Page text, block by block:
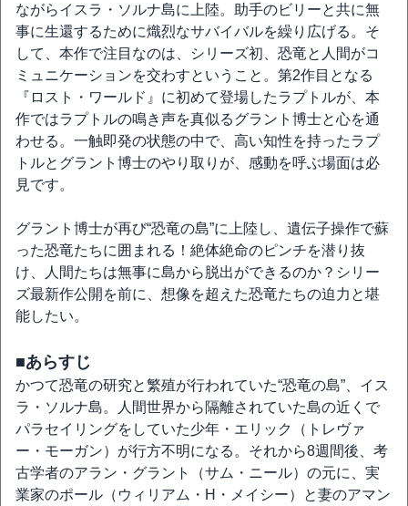
ながらイスラ・ソルナ島に上陸。助手のビリーと共に無
事に生還するために熾烈なサバイバルを繰り広げる。そ
して、本作で注目なのは、シリーズ初、恐竜と人間がコ
ミュニケーションを交わすということ。第2作目となる
『ロスト・ワールド』に初めて登場したラプトルが、本
作ではラプトルの鳴き声を真似るグラント博士と心を通
わせる。一触即発の状態の中で、高い知性を持ったラプ
トルとグラント博士のやり取りが、感動を呼ぶ場面は必
見です。
グラント博士が再び“恐竜の島”に上陸し、遺伝子操作で蘇
った恐竜たちに囲まれる！絶体絶命のピンチを潜り抜
け、人間たちは無事に島から脱出ができるのか？シリー
ズ最新作公開を前に、想像を超えた恐竜たちの迫力と堪
能したい。
■あらすじ
かつて恐竜の研究と繁殖が行われていた“恐竜の島”、イス
ラ・ソルナ島。人間世界から隔離されていた島の近くで
パラセイリングをしていた少年・エリック（トレヴァ
ー・モーガン）が行方不明になる。それから8週間後、考
古学者のアラン・グラント（サム・ニール）の元に、実
業家のポール（ウィリアム・H・メイシー）と妻のアマン